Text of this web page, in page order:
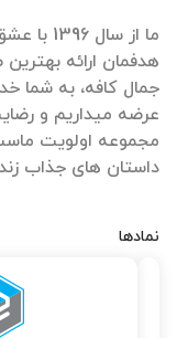
ما از
هدفمان ارائه
جمال کافه، به شما
عرضه میداریم و
مجموعه اولویت
داستان های جذاب
نمادها